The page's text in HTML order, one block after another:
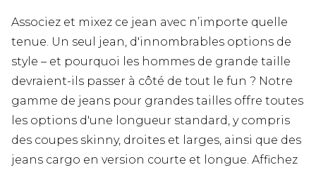
Associez et mixez ce jean avec n’importe quelle
tenue. Un seul jean, d'innombrables options de
style – et pourquoi les hommes de grande taille
devraient-ils passer à côté de tout le fun ? Notre
gamme de jeans pour grandes tailles offre toutes
les options d'une longueur standard, y compris
des coupes skinny, droites et larges, ainsi que des
jeans cargo en version courte et longue. Affichez